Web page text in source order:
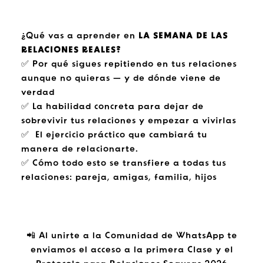
¿Qué vas a aprender en
LA SEMANA DE LAS
RELACIONES REALES?
✅ Por qué sigues repitiendo en tus relaciones
aunque no quieras — y de dónde viene de
verdad
✅ La habilidad concreta para dejar de
sobrevivir tus relaciones y empezar a vivirlas
✅ El ejercicio práctico que cambiará tu
manera de relacionarte.
✅ Cómo todo esto se transfiere a todas tus
relaciones: pareja, amigas, familia, hijos
📲 Al unirte a la Comunidad de WhatsApp te
enviamos el acceso a la primera Clase y el